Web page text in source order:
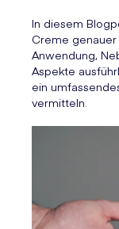
In diesem
Creme
Anwendung,
Aspekte
ein
vermitteln.